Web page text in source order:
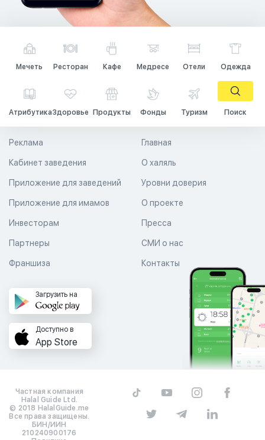
Мечеть Ресторан Кафе Медресе Отели Одежда
АтрибутикаЗдоровье Продукты Фонды Туризм Поиск
Главная
О халяль
Уровни доверия
Реклама
Кабинет заведения
Приложение для заведений
Приложение для имамов О проекте
Пресса
СМИ о нас
Контакты
Инвесторам
Партнеры
Франшиза
Загрузить на
Доступно в
App Store
Частная компания
Halal Guide Ltd.
© 2018 HalalGuide.me
Все права защищены.
БИН/ИИН
210240900176